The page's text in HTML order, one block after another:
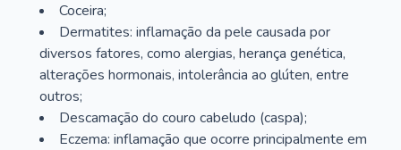
Coceira;
Dermatites: inflamação da pele causada por
diversos fatores, como alergias, herança genética,
alterações hormonais, intolerância ao glúten, entre
outros;
Descamação do couro cabeludo (caspa);
Eczema: inflamação que ocorre principalmente em